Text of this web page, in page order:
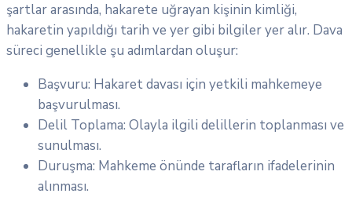
şartlar arasında, hakarete uğrayan kişinin kimliği,
hakaretin yapıldığı tarih ve yer gibi bilgiler yer alır. Dava
süreci genellikle şu adımlardan oluşur:
Başvuru: Hakaret davası için yetkili mahkemeye
başvurulması.
Delil Toplama: Olayla ilgili delillerin toplanması ve
sunulması.
Duruşma: Mahkeme önünde tarafların ifadelerinin
alınması.